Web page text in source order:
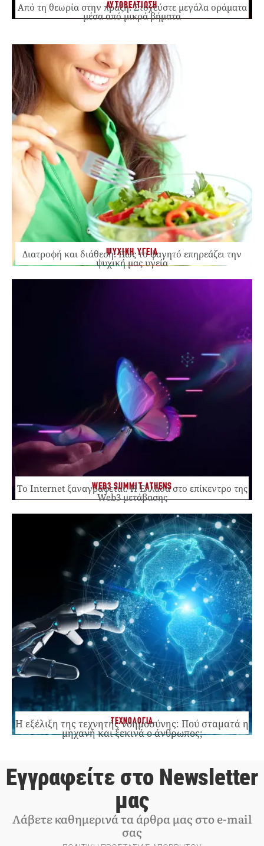
ΑΥΤΟΒΕΛΤΙΩΣΗ
Από τη θεωρία στην πράξη: Στοχεύστε μεγάλα οράματα
μέσα από μικρά βήματα
ΨΥΧΙΚΗ ΥΓΕΙΑ
Διατροφή και διάθεση: Πώς το φαγητό επηρεάζει την
ψυχική μας υγεία
WEB3 SUMMIT ATHENS
Το Internet ξαναγράφεται. Η Ελλάδα στο επίκεντρο της
Web3 μετάβασης
ΤΕΧΝΟΛΟΓΙΑ
Η εξέλιξη της τεχνητής νοημοσύνης: Πού σταματά η
μηχανή και ξεκινά ο άνθρωπος;
Εγγραφείτε στο Newsletter
μας
Λάβετε καθημερινά τα άρθρα μας στο e-mail
σας